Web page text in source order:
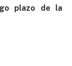
plazo de la